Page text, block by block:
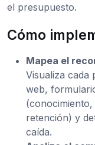
el presupuesto.
Cómo
Mapea el
Visualiza cada
web,
retención) y
caída.